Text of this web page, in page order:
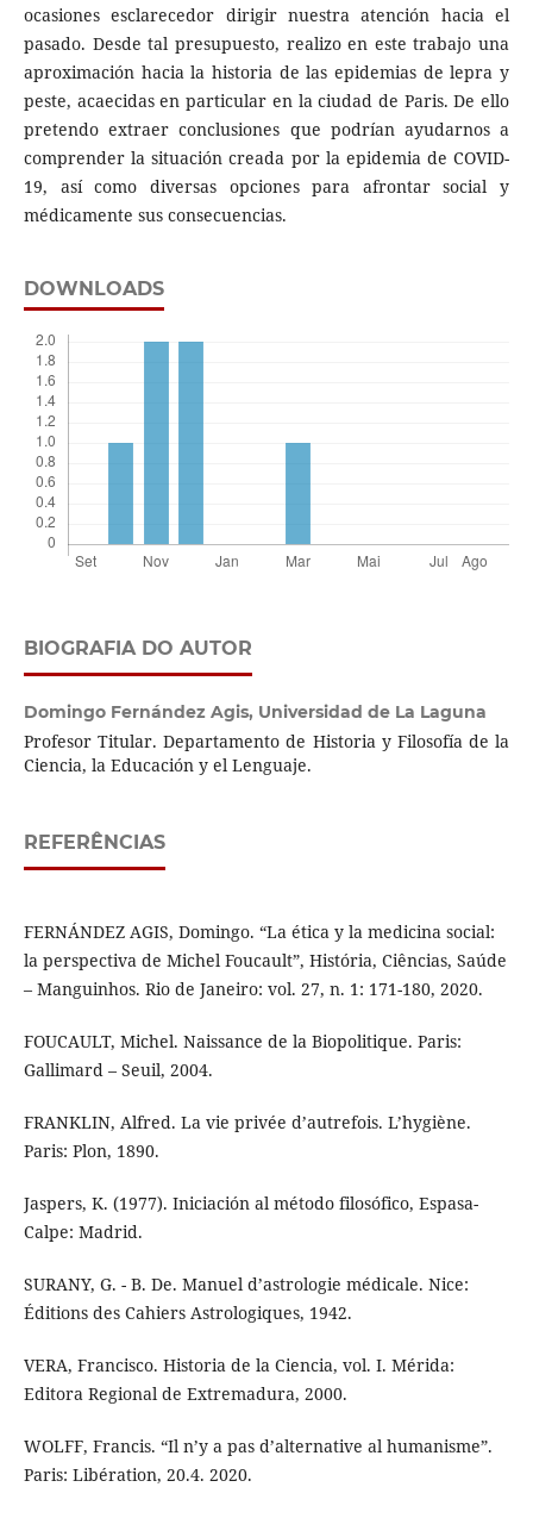
ocasiones esclarecedor dirigir nuestra atención hacia el
pasado. Desde tal presupuesto, realizo en este trabajo una
aproximación hacia la historia de las epidemias de lepra y
peste, acaecidas en particular en la ciudad de Paris. De ello
pretendo extraer conclusiones que podrían ayudarnos a
comprender la situación creada por la epidemia de COVID-
19, así como diversas opciones para afrontar social y
médicamente sus consecuencias.
DOWNLOADS
BIOGRAFIA DO AUTOR
Domingo Fernández Agis, Universidad de La Laguna
Profesor Titular. Departamento de Historia y Filosofía de la
Ciencia, la Educación y el Lenguaje.
REFERÊNCIAS
FERNÁNDEZ AGIS, Domingo. “La ética y la medicina social:
la perspectiva de Michel Foucault”, História, Ciências, Saúde
– Manguinhos. Rio de Janeiro: vol. 27, n. 1: 171-180, 2020.
FOUCAULT, Michel. Naissance de la Biopolitique. Paris:
Gallimard – Seuil, 2004.
FRANKLIN, Alfred. La vie privée d’autrefois. L’hygiène.
Paris: Plon, 1890.
Jaspers, K. (1977). Iniciación al método filosófico, Espasa-
Calpe: Madrid.
SURANY, G. - B. De. Manuel d’astrologie médicale. Nice:
Éditions des Cahiers Astrologiques, 1942.
VERA, Francisco. Historia de la Ciencia, vol. I. Mérida:
Editora Regional de Extremadura, 2000.
WOLFF, Francis. “Il n’y a pas d’alternative al humanisme”.
Paris: Libération, 20.4. 2020.